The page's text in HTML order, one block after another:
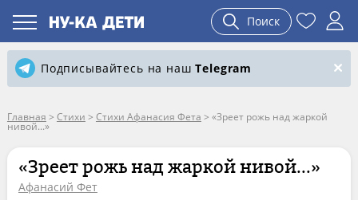
Поиск
Подписывайтесь на нашTelegram
Главная > Стихи > Стихи Афанасия Фета > «Зреет рожь над жаркой
нивой...»
«Зреет рожь над жаркой нивой...»
Афанасий Фет